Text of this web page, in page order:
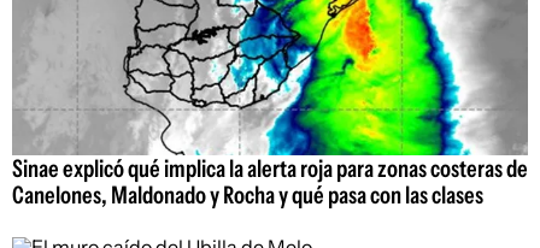
Sinae explicó qué implica la alerta roja para zonas costeras de
Canelones, Maldonado y Rocha y qué pasa con las clases